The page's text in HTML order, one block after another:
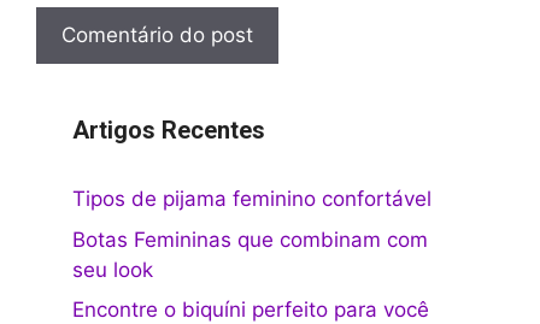
Artigos Recentes
Tipos de pijama feminino confortável
Botas Femininas que combinam com
seu look
Encontre o biquíni perfeito para você